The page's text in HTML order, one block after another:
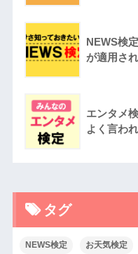
NEWS検
が適用さ
エンタメ
よく言わ
タグ
NEWS検定 お天気検定